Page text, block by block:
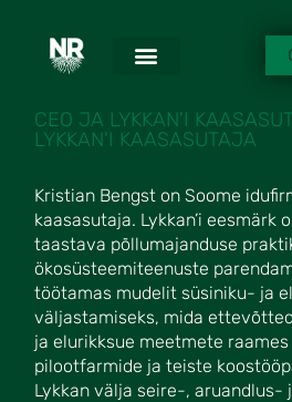
KRISTIAN
CEO JA LYKKAN'I
LYKKAN'I KAASASUTAJA
Kristian Bengst on Soome
kaasasutaja. Lykkan’i eesmärk
taastava põllumajanduse
ökosüsteemiteenuste
töötamas mudelit süsiniku- ja
väljastamiseks, mida
ja elurikksue meetmete
pilootfarmide ja teiste
Lykkan välja seire-, aruandlus-